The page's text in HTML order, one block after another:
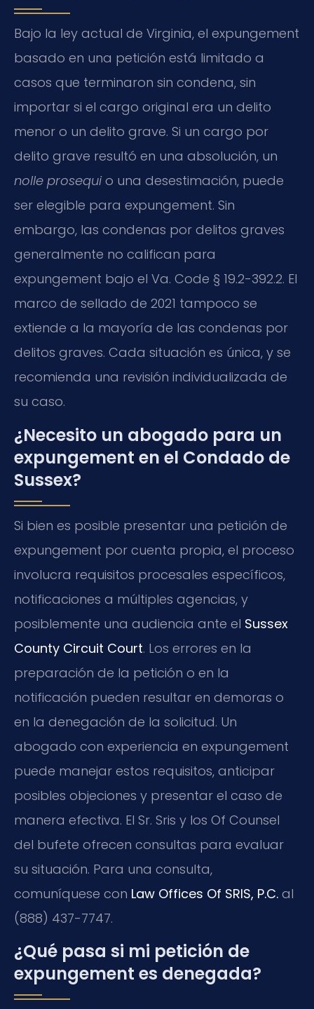
Bajo la ley actual de Virginia, el expungement
basado en una petición está limitado a
casos que terminaron sin condena, sin
importar si el cargo original era un delito
menor o un delito grave. Si un cargo por
delito grave resultó en una absolución, un
nolle prosequio una desestimación, puede
ser elegible para expungement. Sin
embargo, las condenas por delitos graves
generalmente no califican para
expungement bajo el Va. Code § 19.2-392.2. El
marco de sellado de 2021 tampoco se
extiende a la mayoría de las condenas por
delitos graves. Cada situación es única, y se
recomienda una revisión individualizada de
su caso.
¿Necesito un abogado para un
expungement en el Condado de
Sussex?
Si bien es posible presentar una petición de
expungement por cuenta propia, el proceso
involucra requisitos procesales específicos,
notificaciones a múltiples agencias, y
posiblemente una audiencia ante el Sussex
County Circuit Court. Los errores en la
preparación de la petición o en la
notificación pueden resultar en demoras o
en la denegación de la solicitud. Un
abogado con experiencia en expungement
puede manejar estos requisitos, anticipar
posibles objeciones y presentar el caso de
manera efectiva. El Sr. Sris y los Of Counsel
del bufete ofrecen consultas para evaluar
su situación. Para una consulta,
comuníquese con Law Offices Of SRIS, P.C. al
(888) 437-7747.
¿Qué pasa si mi petición de
expungement es denegada?